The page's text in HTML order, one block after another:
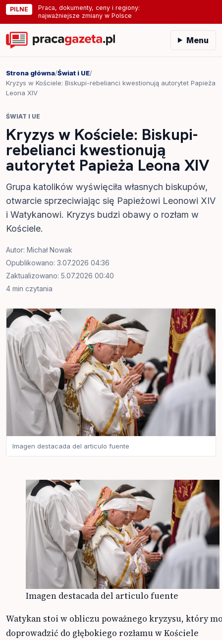
PILNE
Praca, dokumenty, ceny i regiony:
najważniejsze zmiany w Polsce
Menu
Strona główna/Świat i UE/
Kryzys w Kościele: Biskupi-rebelianci kwestionują autorytet Papieża
Leona XIV
ŚWIAT I UE
Kryzys w Kościele: Biskupi-
rebelianci kwestionują
autorytet Papieża Leona XIV
Grupa katolików wyświęciła własnych biskupów,
otwarcie sprzeciwiając się Papieżowi Leonowi XIV
i Watykanowi. Kryzys budzi obawy o rozłam w
Kościele.
Autor: Michał Nowak
Opublikowano: 3.07.2026 04:36
Zaktualizowano: 5.07.2026 00:40
4 min czytania
Imagen destacada del articulo fuente
Imagen destacada del articulo fuente
Watykan stoi w obliczu poważnego kryzysu, który
doprowadzić do głębokiego rozłamu w Kościele